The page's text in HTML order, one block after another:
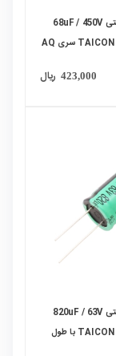
خازن الکترولیتی 68uF / 450V
423,000 ریال
خازن الکترولیتی 820uF / 63V
تایوانی مارک TAICON با طول